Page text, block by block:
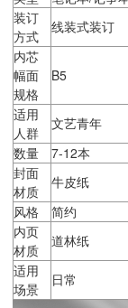
装订
方式
线装式装订
内芯
幅面
规格
B5
适用
人群
文艺青年
数量
7-12本
封面
材质
牛皮纸
风格
简约
内页
材质
道林纸
适用
场景
日常